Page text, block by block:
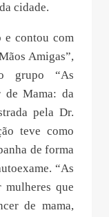
cidade.
e contou com
Amigas”,
grupo “As
de Mama: da
pela Dr.
teve como
de forma
“As
que
de mama,